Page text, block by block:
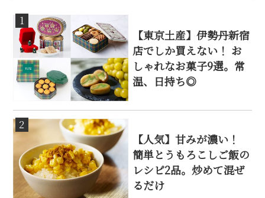
1
【東京土産】伊勢丹新宿
店でしか買えない！ お
しゃれなお菓子9選。常
温、日持ち◎
2
【人気】甘みが濃い！
簡単とうもろこしご飯の
レシピ2品。炒めて混ぜ
るだけ